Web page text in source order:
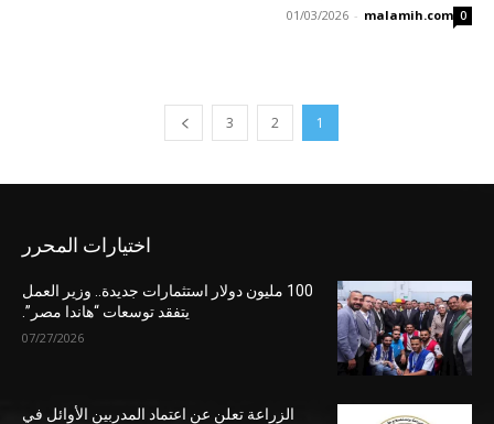
malamih.com
-
01/03/2026 0
1
2
3
اختيارات المحرر
100 مليون دولار استثمارات جديدة.. وزير العمل
يتفقد توسعات “هاندا مصر”.
07/27/2026
الزراعة تعلن عن اعتماد المدربين الأوائل في